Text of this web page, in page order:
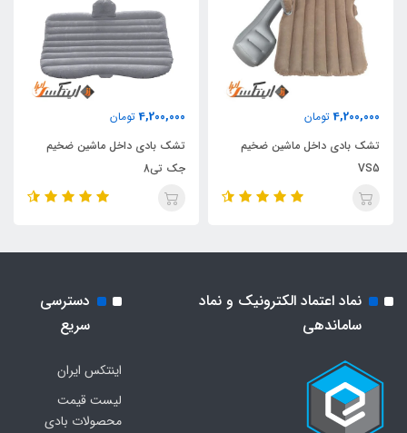
4,200,000 تومان
تشک بادی داخل ماشین ضخیم
VS5
4,200,000 تومان
تشک بادی داخل ماشین ضخیم
جک تی8
نماد اعتماد الکترونیک و نماد
ساماندهی
دسترسی
سریع
اینتکس ایران
لیست قیمت
محصولات بادی